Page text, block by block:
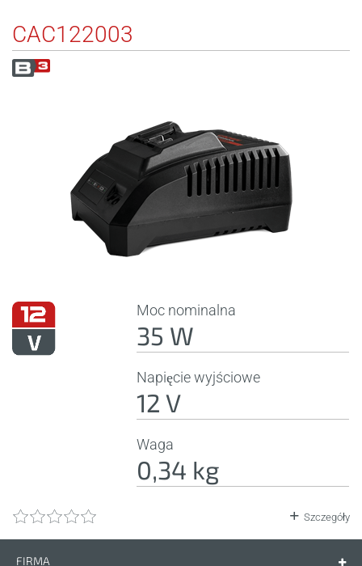
CAC122003
Moc nominalna
35 W
Napięcie wyjściowe
12 V
Waga
0,34 kg
Szczegóły
FIRMA